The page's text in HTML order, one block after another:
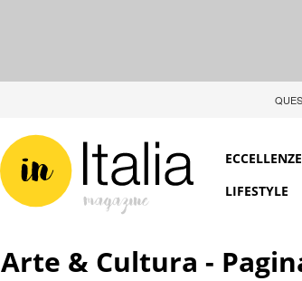
ECCELLENZE
LIFESTYLE
Arte & Cultura -